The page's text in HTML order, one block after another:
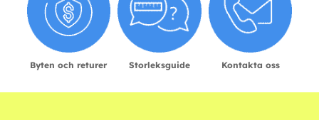
Byten och returer Storleksguide Kontakta oss